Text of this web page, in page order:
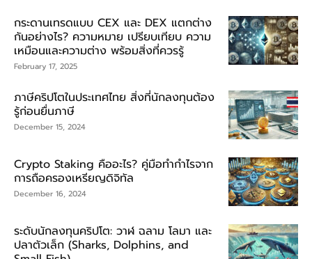
กระดานเทรดแบบ CEX และ DEX แตกต่าง
กันอย่างไร? ความหมาย เปรียบเทียบ ความ
เหมือนและความต่าง พร้อมสิ่งที่ควรรู้
February 17, 2025
ภาษีคริปโตในประเทศไทย สิ่งที่นักลงทุนต้อง
รู้ก่อนยื่นภาษี
December 15, 2024
Crypto Staking คืออะไร? คู่มือทำกำไรจาก
การถือครองเหรียญดิจิทัล
December 16, 2024
ระดับนักลงทุนคริปโต: วาฬ ฉลาม โลมา และ
ปลาตัวเล็ก (Sharks, Dolphins, and